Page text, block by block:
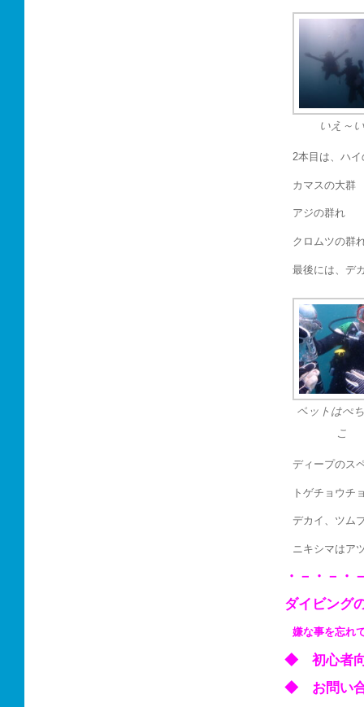
いえ～い
2本目は、ハ
カマスの大群
アジの群れ
クロムツの群
最後には、デ
ペットはぺ
こ
ディープのス
トゲチョウチ
デカイ、ツム
ニキシマはア
・－・－・
ダイビング
嫌な事を忘れ
◆ 初心
◆ お問い